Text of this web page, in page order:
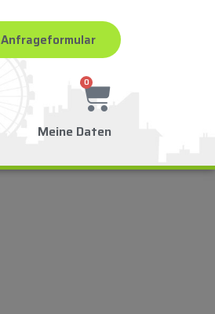
Anfrageformular
0
Meine Daten